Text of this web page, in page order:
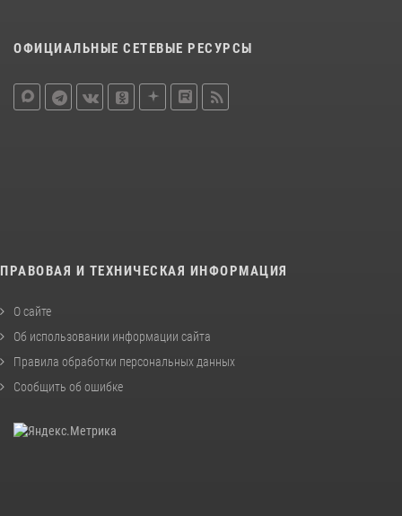
ОФИЦИАЛЬНЫЕ СЕТЕВЫЕ РЕСУРСЫ
ПРАВОВАЯ И ТЕХНИЧЕСКАЯ ИНФОРМАЦИЯ
О сайте
Об использовании информации сайта
Правила обработки персональных данных
Сообщить об ошибке